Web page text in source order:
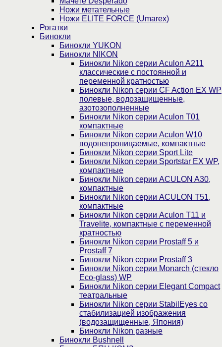
Ножи метательные
Ножи ELITE FORCE (Umarex)
Рогатки
Бинокли
Бинокли YUKON
Бинокли NIKON
Бинокли Nikon серии Aculon A211
классические с постоянной и
переменной кратностью
Бинокли Nikon серии СF Action EX WP
полевые, водозащищенные,
азотозополненные
Бинокли Nikon серии Aculon T01
компактные
Бинокли Nikon серии Aculon W10
водонепроницаемые, компактные
Бинокли Nikon серии Sport Lite
Бинокли Nikon серии Sportstar EX WP,
компактные
Бинокли Nikon серии ACULON A30,
компактные
Бинокли Nikon серии ACULON Т51,
компактные
Бинокли Nikon серии Aculon T11 и
Travelite, компактные с переменной
кратностью
Бинокли Nikon серии Prostaff 5 и
Prostaff 7
Бинокли Nikon серии Prostaff 3
Бинокли Nikon серии Monarch (стекло
Eco-glass) WP
Бинокли Nikon серии Elegant Compact
театральные
Бинокли Nikon серии StabilEyes со
стабилизацией изображения
(водозащищенные, Япония)
Бинокли Nikon разные
Бинокли Bushnell